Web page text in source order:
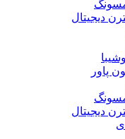
دیجیتال
پاور
دیجیتال